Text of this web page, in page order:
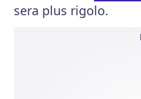
sera plus rigolo.